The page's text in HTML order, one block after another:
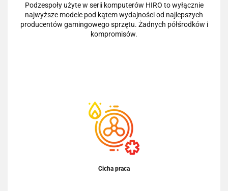
Podzespoły użyte w serii komputerów HIRO to wyłącznie
najwyższe modele pod kątem wydajności od najlepszych
producentów gamingowego sprzętu. Żadnych półśrodków i
kompromisów.
Cicha praca